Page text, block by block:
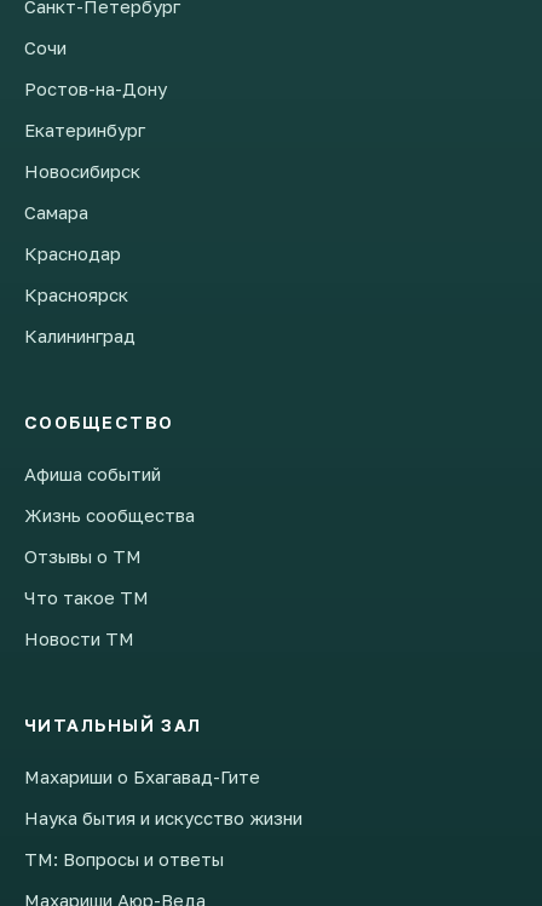
Санкт-Петербург
Сочи
Ростов-на-Дону
Екатеринбург
Новосибирск
Самара
Краснодар
Красноярск
Калининград
СООБЩЕСТВО
Афиша событий
Жизнь сообщества
Отзывы о ТМ
Что такое ТМ
Новости ТМ
ЧИТАЛЬНЫЙ ЗАЛ
Махариши о Бхагавад-Гите
Наука бытия и искусство жизни
ТМ: Вопросы и ответы
Махариши Аюр-Веда